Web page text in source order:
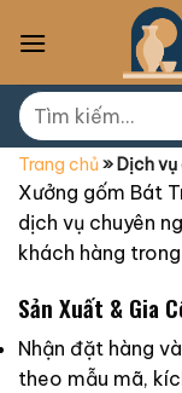
Tìm
kiếm:
Trang chủ»Dịch
Xưởng gốm Bát
dịch vụ chuyên
khách hàng
Sản Xuất & Gia
Nhận đặt hàng
theo mẫu mã,